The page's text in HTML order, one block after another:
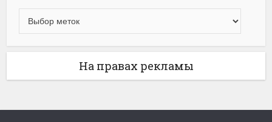
На правах рекламы